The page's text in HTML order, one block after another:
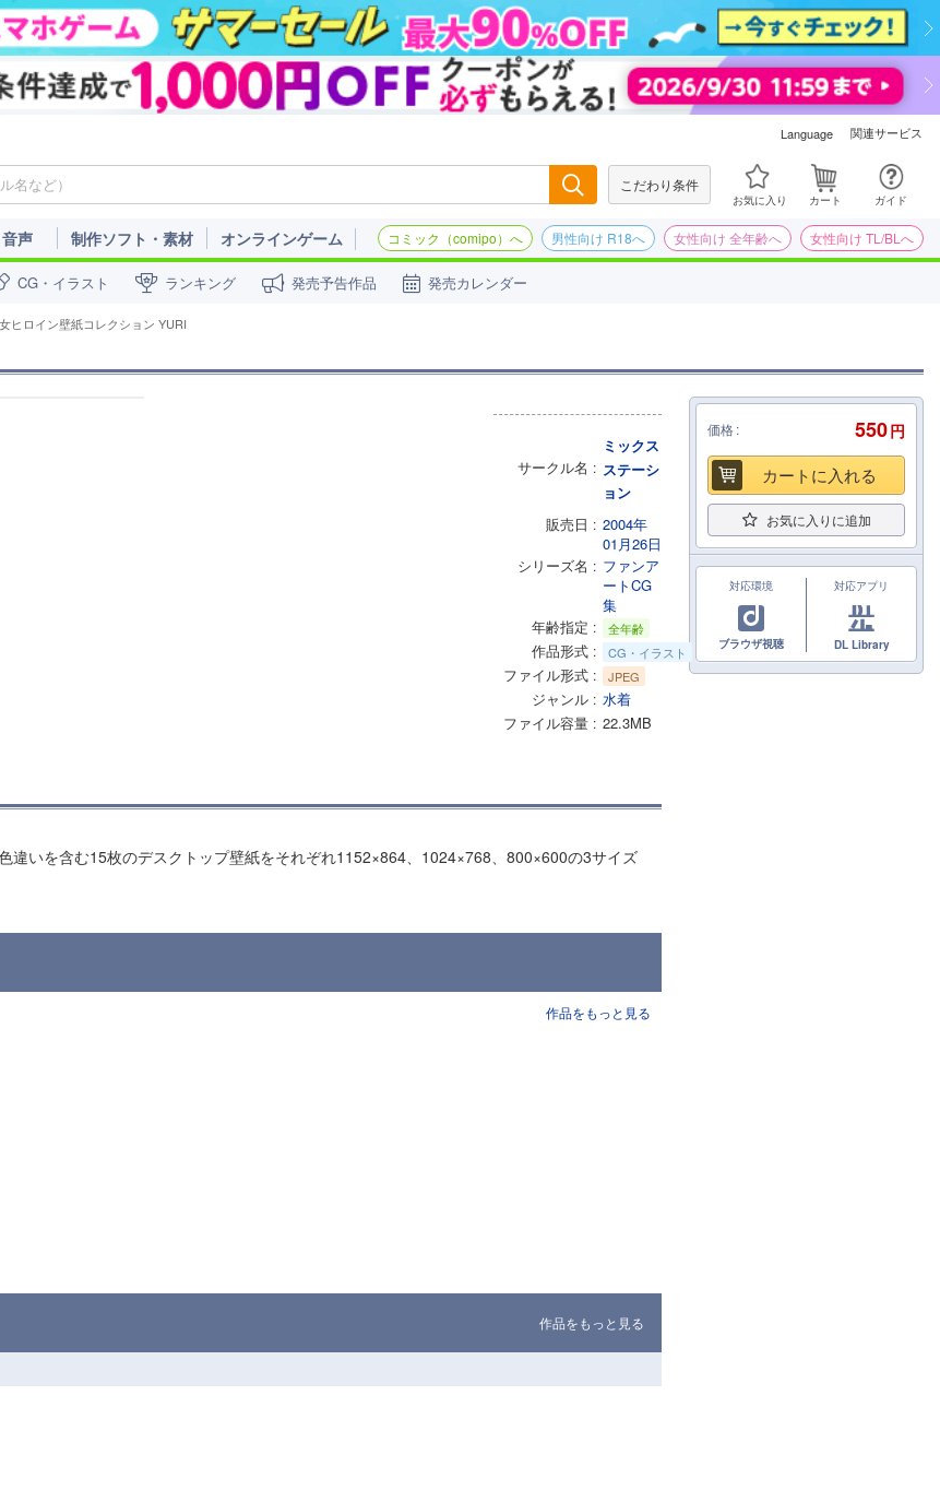
Language 関連サービス
こだわり条件
お気に入り カート ガイド
声 制作ソフト・素材 オンラインゲーム コミック（comipo）へ 男性向け R18へ 女性向け 全年齢へ 女性向け TL/BLへ
CG・イラスト ランキング 発売予告作品 発売カレンダー
ヒロイン壁紙コレクション YURI
サークル名
ミックス
ステーシ
ョン
販売日
2004年
01月26日
シリーズ名
ファンア
ートCG
集
年齢指定
全年齢
作品形式 CG・イラスト
ファイル形式 JPEG
ジャンル
水着
ファイル容量
22.3MB
違いを含む15枚のデスクトップ壁紙をそれぞれ1152×864、1024×768、800×600の3サイズ
作品をもっと見る
作品をもっと見る
価格 550円
カートに入れる
お気に入りに追加
対応環境
ブラウザ視聴
対応アプリ
DL Library